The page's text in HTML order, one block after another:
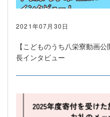
2021年07月30日
【こどものうち八栄寮動画
長インタビュー